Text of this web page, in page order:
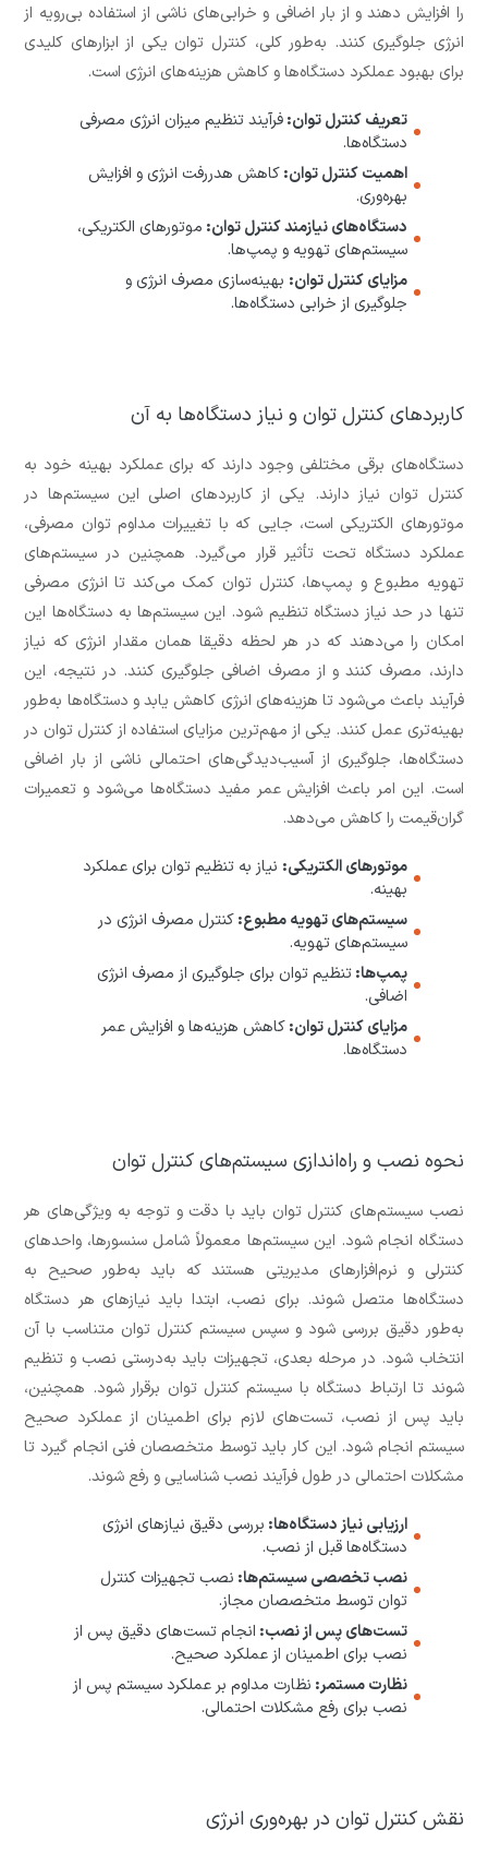
را افزایش دهند و از بار اضافی و خرابی‌های ناشی از استفاده بی‌رویه از
انرژی جلوگیری کنند. به‌طور کلی، کنترل توان یکی از ابزارهای کلیدی
برای بهبود عملکرد دستگاه‌ها و کاهش هزینه‌های انرژی است.
تعریف کنترل توان:فرآیند تنظیم میزان انرژی مصرفی
دستگاه‌ها.
اهمیت کنترل توان:کاهش هدررفت انرژی و افزایش
بهره‌وری.
دستگاه‌های نیازمند کنترل توان: موتورهای الکتریکی،
سیستم‌های تهویه و پمپ‌ها.
مزایای کنترل توان: بهینه‌سازی مصرف انرژی و
جلوگیری از خرابی دستگاه‌ها.
کاربردهای کنترل توان و نیاز دستگاه‌ها به آن
دستگاه‌های برقی مختلفی وجود دارند که برای عملکرد بهینه خود به
کنترل توان نیاز دارند. یکی از کاربردهای اصلی این سیستم‌ها در
موتورهای الکتریکی است، جایی که با تغییرات مداوم توان مصرفی،
عملکرد دستگاه تحت تأثیر قرار می‌گیرد. همچنین در سیستم‌های
تهویه مطبوع و پمپ‌ها، کنترل توان کمک می‌کند تا انرژی مصرفی
تنها در حد نیاز دستگاه تنظیم شود. این سیستم‌ها به دستگاه‌ها این
امکان را می‌دهند که در هر لحظه دقیقا همان مقدار انرژی که نیاز
دارند، مصرف کنند و از مصرف اضافی جلوگیری کنند. در نتیجه، این
فرآیند باعث می‌شود تا هزینه‌های انرژی کاهش یابد و دستگاه‌ها به‌طور
بهینه‌تری عمل کنند. یکی از مهم‌ترین مزایای استفاده از کنترل توان در
دستگاه‌ها، جلوگیری از آسیب‌دیدگی‌های احتمالی ناشی از بار اضافی
است. این امر باعث افزایش عمر مفید دستگاه‌ها می‌شود و تعمیرات
گران‌قیمت را کاهش می‌دهد.
موتورهای الکتریکی: نیاز به تنظیم توان برای عملکرد
بهینه.
سیستم‌های تهویه مطبوع:کنترل مصرف انرژی در
سیستم‌های تهویه.
پمپ‌ها:تنظیم توان برای جلوگیری از مصرف انرژی
اضافی.
مزایای کنترل توان:کاهش هزینه‌ها و افزایش عمر
دستگاه‌ها.
نحوه نصب و راه‌اندازی سیستم‌های کنترل توان
نصب سیستم‌های کنترل توان باید با دقت و توجه به ویژگی‌های هر
دستگاه انجام شود. این سیستم‌ها معمولاً شامل سنسورها، واحدهای
کنترلی و نرم‌افزارهای مدیریتی هستند که باید به‌طور صحیح به
دستگاه‌ها متصل شوند. برای نصب، ابتدا باید نیازهای هر دستگاه
به‌طور دقیق بررسی شود و سپس سیستم کنترل توان متناسب با آن
انتخاب شود. در مرحله بعدی، تجهیزات باید به‌درستی نصب و تنظیم
شوند تا ارتباط دستگاه با سیستم کنترل توان برقرار شود. همچنین،
باید پس از نصب، تست‌های لازم برای اطمینان از عملکرد صحیح
سیستم انجام شود. این کار باید توسط متخصصان فنی انجام گیرد تا
مشکلات احتمالی در طول فرآیند نصب شناسایی و رفع شوند.
ارزیابی نیاز دستگاه‌ها: بررسی دقیق نیازهای انرژی
دستگاه‌ها قبل از نصب.
نصب تخصصی سیستم‌ها: نصب تجهیزات کنترل
توان توسط متخصصان مجاز.
تست‌های پس از نصب: انجام تست‌های دقیق پس از
نصب برای اطمینان از عملکرد صحیح.
نظارت مستمر: نظارت مداوم بر عملکرد سیستم پس از
نصب برای رفع مشکلات احتمالی.
نقش کنترل توان در بهره‌وری انرژی